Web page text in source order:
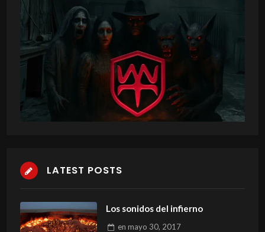
LATEST POSTS
Los sonidos del infierno
en mayo 30, 2017